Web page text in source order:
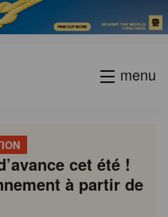
menu
cet été !
à partir de